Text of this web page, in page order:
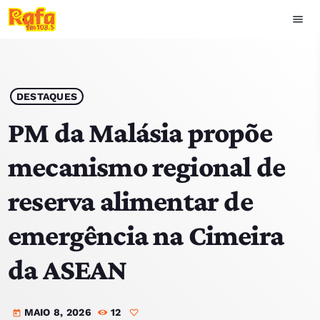
menu
play_arrow OUVIR RAFA
HOME
NOTÍCIAS
EQUIPA
TOP 15
PODCASTS
DESTAQUES
PM da Malásia propõe
mecanismo regional de
reserva alimentar de
emergência na Cimeira
da ASEAN
today MAIO 8, 2026 12